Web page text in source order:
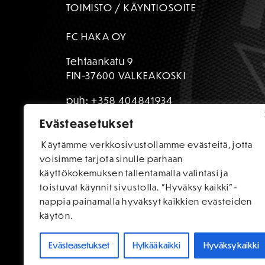
Evästeasetukset
Käytämme verkkosivustollamme evästeitä, jotta
voisimme tarjota sinulle parhaan
käyttökokemuksen tallentamalla valintasi ja
toistuvat käynnit sivustolla. "Hyväksy kaikki"-
nappia painamalla hyväksyt kaikkien evästeiden
käytön.
Evästeasetukset Hylkää kaikki Hyväksy kaikki
TOIMISTO / KÄYNTIOSOITE
FC HAKA OY
Tehtaankatu 9
FIN-37600 VALKEAKOSKI
puh:+358 404841934
toimisto@fchaka.fi